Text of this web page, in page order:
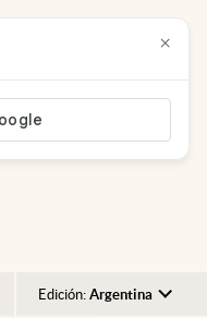
Edición: Argentina
×